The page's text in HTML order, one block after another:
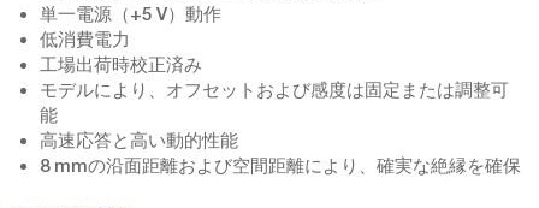
単一電源（+5 V）動作
低消費電力
工場出荷時校正済み
モデルにより、オフセットおよび感度は固定または調整可
能
高速応答と高い動的性能
8 mmの沿面距離および空間距離により、確実な絶縁を確保